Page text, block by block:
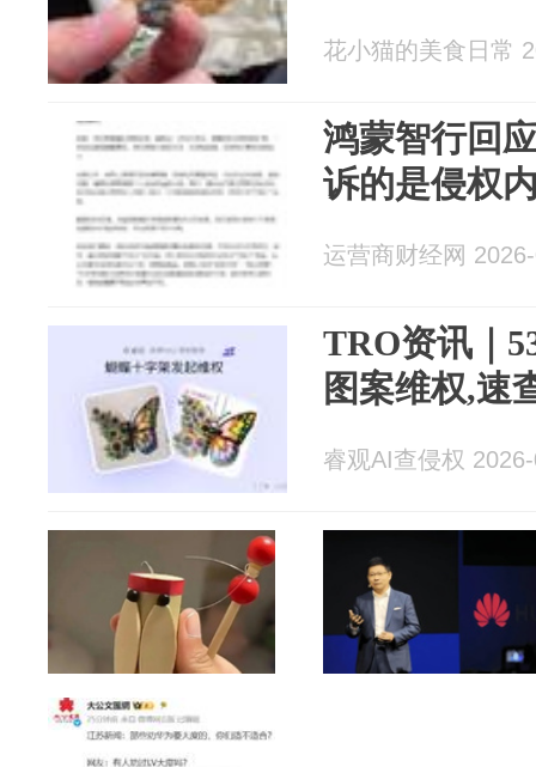
花小猫的美食日常
鸿蒙智行回
诉的是侵权
运营商财经网
TRO资讯｜
图案维权,速
睿观AI查侵权